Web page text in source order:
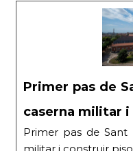
Primer pas de
caserna militar
Primer pas de Sant